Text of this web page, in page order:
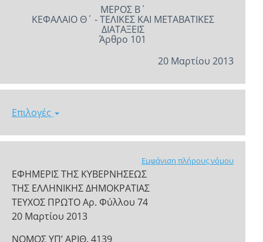
ΜΕΡΟΣ Β΄
ΚΕΦΑΛΑΙΟ Θ΄ - ΤΕΛΙΚΕΣ ΚΑΙ ΜΕΤΑΒΑΤΙΚΕΣ
ΔΙΑΤΑΞΕΙΣ
Άρθρο 101
20 Μαρτίου 2013
Επιλογές
Εμφάνιση πλήρους νόμου
ΕΦΗΜΕΡΙΣ ΤΗΣ ΚΥΒΕΡΝΗΣΕΩΣ
ΤΗΣ ΕΛΛΗΝΙΚΗΣ ΔΗΜΟΚΡΑΤΙΑΣ
ΤΕΥΧΟΣ ΠΡΩΤΟ Αρ. Φύλλου 74
20 Μαρτίου 2013
ΝΟΜΟΣ ΥΠ’ ΑΡΙΘ. 4139